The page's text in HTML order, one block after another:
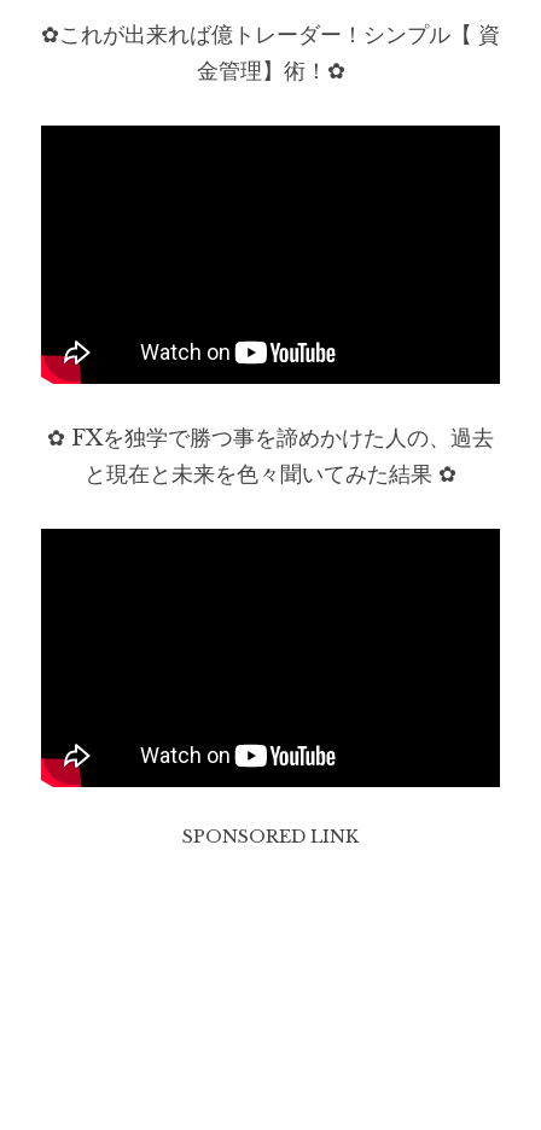
✿これが出来れば億トレーダー！シンプル【 資
金管理】術！✿
✿ FXを独学で勝つ事を諦めかけた人の、過去
と現在と未来を色々聞いてみた結果 ✿
SPONSORED LINK